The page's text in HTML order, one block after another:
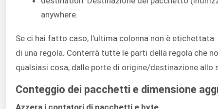
anywhere.
Se ci hai fatto caso, l'ultima colonna non è
di una regola. Conterrà tutte le parti della regola che
qualsiasi cosa, dalle porte di origine/destinazione
Conteggio dei pacchetti e dimensione
Azzera i contatori di pacchetti e byte